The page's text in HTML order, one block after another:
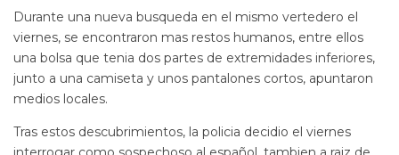
Durante una nueva busqueda en el mismo vertedero el
viernes, se encontraron mas restos humanos, entre ellos
una bolsa que tenia dos partes de extremidades inferiores,
junto a una camiseta y unos pantalones cortos, apuntaron
medios locales.
Tras estos descubrimientos, la policia decidio el viernes